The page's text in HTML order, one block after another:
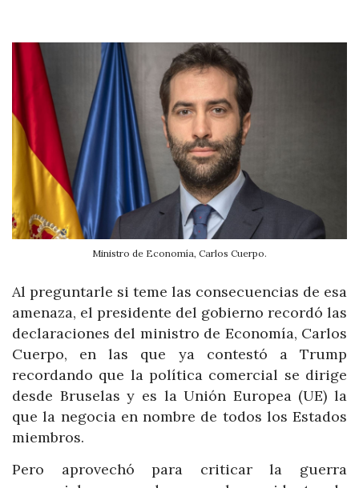
Ministro de Economía, Carlos Cuerpo.
Al preguntarle si teme las consecuencias de esa
amenaza, el presidente del gobierno recordó las
declaraciones del ministro de Economía, Carlos
Cuerpo, en las que ya contestó a Trump
recordando que la política comercial se dirige
desde Bruselas y es la Unión Europea (UE) la
que la negocia en nombre de todos los Estados
miembros.
Pero aprovechó para criticar la guerra